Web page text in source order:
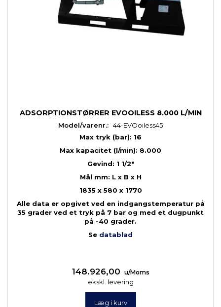
ADSORPTIONSTØRRER EVOOILESS 8.000 L/MIN
Model/varenr.: 44-EVOoiless45
Max tryk (bar): 16
Max kapacitet (l/min): 8.000
Gevind: 1 1/2"
Mål mm: L x B x H
1835 x 580 x 1770
Alle data er opgivet ved en indgangstemperatur på
35 grader ved et tryk på 7 bar og med et dugpunkt
på -40 grader.
Se datablad
148.926,00 u/Moms
ekskl. levering
Læg i kurv